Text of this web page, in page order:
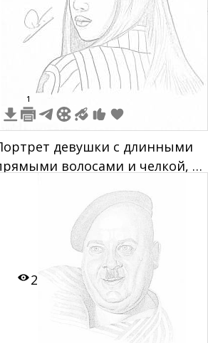
1
девушки с длинными
волосами и челкой, в
2